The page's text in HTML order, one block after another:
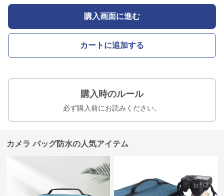
購入画面に進む
カートに追加する
購入時のルール
必ず購入前にお読みください。
カメラ バッグ防水の人気アイテム